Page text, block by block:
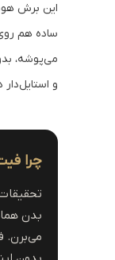
این برش
ساده هم
می‌پوشه،
و استایل‌دار
چرا
بدن
می‌برن.